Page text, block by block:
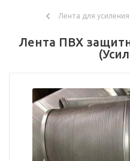
Лента для
Лента ПВХ